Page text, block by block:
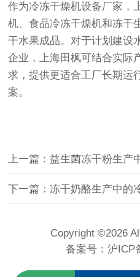
作为冷冻干燥机设备厂家，
机、食品冷冻干燥机和冻干
干水果成品。对于计划建设
企业，上海田枫可结合实际
求，提供更适合工厂长期运
案。
上一篇：益生菌冻干粉生产
下一篇：冻干奶酪生产中的
Copyright ©2026
备案号： 沪ICP